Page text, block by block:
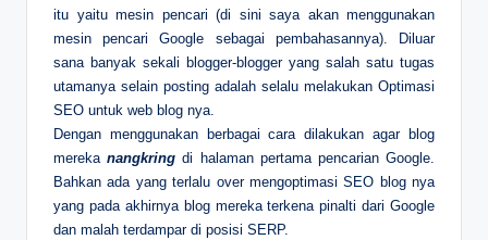
itu yaitu mesin pencari (di sini saya akan menggunakan
mesin pencari Google sebagai pembahasannya). Diluar
sana banyak sekali blogger-blogger yang salah satu tugas
utamanya selain posting adalah selalu melakukan Optimasi
SEO untuk web blog nya.
Dengan menggunakan berbagai cara dilakukan agar blog
merekanangkring di halaman pertama pencarian Google.
Bahkan ada yang terlalu over mengoptimasi SEO blog nya
yang pada akhirnya blog mereka terkena pinalti dari Google
dan malah terdampar di posisi SERP.